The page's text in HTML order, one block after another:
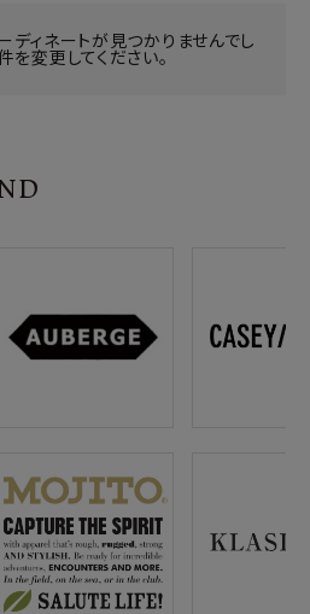
会員登録
ィネートが見つかりませんでし
を変更してください。